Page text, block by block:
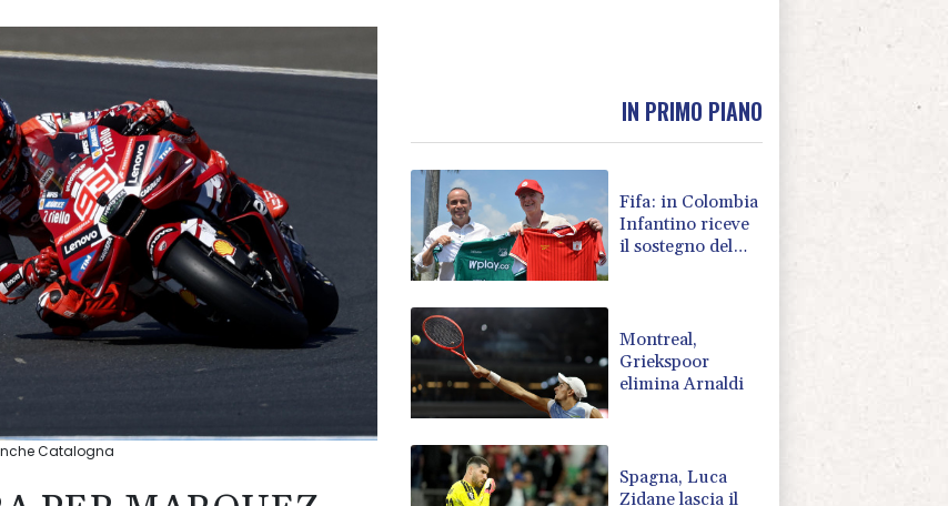
Catalogna
IN PRIMO PIANO
Fifa: in Colombia
Infantino riceve
il sostegno del
Montreal,
Griekspoor
elimina Arnaldi
Spagna, Luca
Zidane lascia il